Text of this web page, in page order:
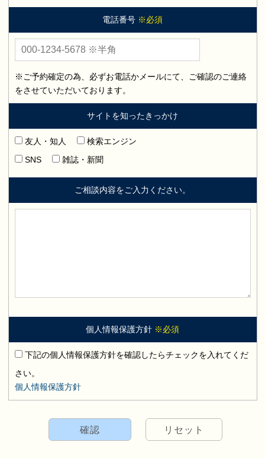
電話番号 ※必須
※ご予約確定の為、必ずお電話かメールにて、ご確認のご連絡
をさせていただいております。
サイトを知ったきっかけ
友人・知人
検索エンジン
SNS
雑誌・新聞
ご相談内容をご入力ください。
個人情報保護方針 ※必須
下記の個人情報保護方針を確認したらチェックを入れてくだ
さい。
個人情報保護方針